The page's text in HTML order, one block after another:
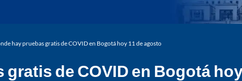
hay pruebas gratis de COVID en Bogotá hoy 11 de agosto
de COVID en Bogotá